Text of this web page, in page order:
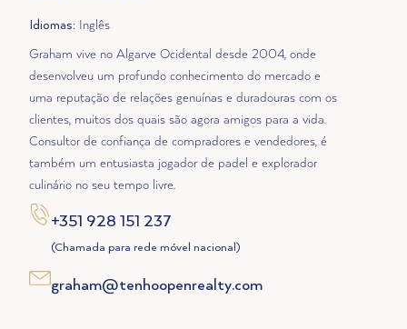
Idiomas: Inglês
Graham vive no Algarve Ocidental desde 2004, onde
desenvolveu um profundo conhecimento do mercado e
uma reputação de relações genuínas e duradouras com os
clientes, muitos dos quais são agora amigos para a vida.
Consultor de confiança de compradores e vendedores, é
também um entusiasta jogador de padel e explorador
culinário no seu tempo livre.
+351 928 151 237
(Chamada para rede móvel nacional)
graham@tenhoopenrealty.com